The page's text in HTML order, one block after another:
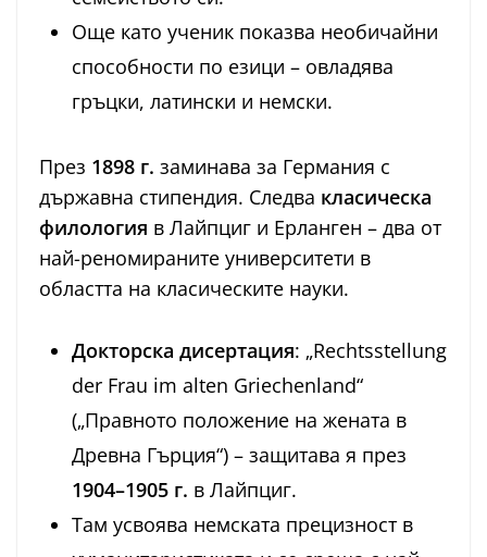
Още като ученик показва необичайни
способности по езици – овладява
гръцки, латински и немски.
През 1898 г. заминава за Германия с
държавна стипендия. Следва класическа
филология в Лайпциг и Ерланген – два от
най-реномираните университети в
областта на класическите науки.
Докторска дисертация: „Rechtsstellung
der Frau im alten Griechenland“
(„Правното положение на жената в
Древна Гърция“) – защитава я през
1904–1905 г. в Лайпциг.
Там усвоява немската прецизност в